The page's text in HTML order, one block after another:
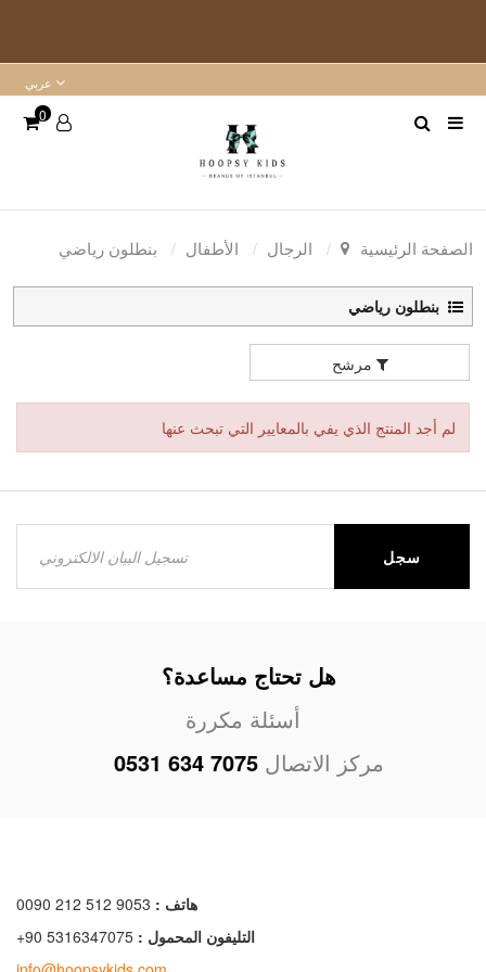
عربي
0
الصفحة الرئيسية الرجال الأطفال بنطلون رياضي
بنطلون رياضي
مرشح
لم أجد المنتج الذي يفي بالمعايير التي تبحث عنها
سجل
هل تحتاج مساعدة؟
أسئلة مكررة
مركز الاتصال 0531 634 7075
هاتف : 0090 212 512 9053
التليفون المحمول : +90 5316347075